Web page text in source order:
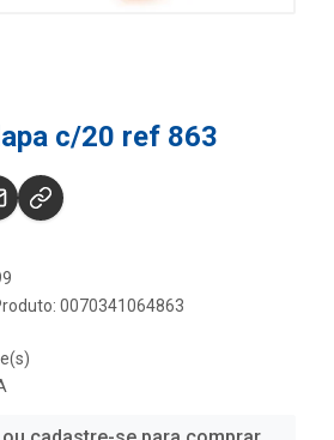
c/20 ref 863
0070341064863